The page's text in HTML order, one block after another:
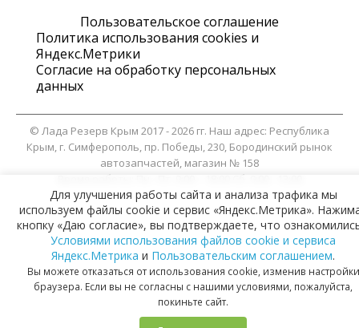
Пользовательское соглашение
Политика использования cookies и
Яндекс.Метрики
Согласие на обработку персональных
данных
© Лада Резерв Крым 2017 - 2026 гг. Наш адрес: Республика
Крым, г. Симферополь, пр. Победы, 230, Бородинский рынок
автозапчастей, магазин № 158
Время работы:
Пн - Пт. 9:00 – 18:00 Сб. 9:00 - 13:00
Для улучшения работы сайта и анализа трафика мы
используем файлы cookie и сервис «Яндекс.Метрика».
кнопку «Даю согласие», вы подтверждаете, что
Условиями использования файлов cookie и сервиса
Яндекс.Метрика и Пользовательским соглашением.
Вы можете отказаться от использования cookie, изменив настройки
браузера. Если вы не согласны с нашими условиями, пожалуйста,
покиньте сайт.